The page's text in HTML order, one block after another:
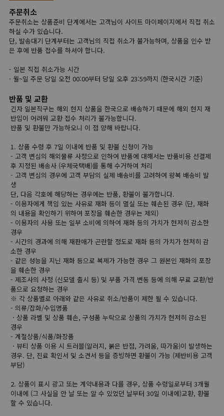
주문취소
주문취소는 상품준비 단계에서는 고객님이 사이트 마이페이지에서 직접 취소
하실 수가 있습니다.
단, 발송대기 단계부터는 고객님의 직접 취소가 불가능하며, 상품을 인수 받
은 후에 반품 접수를 하셔야 합니다.
- 일본 직접 취소가능 시간
· 월~일 주문 당일 오전 00:00부터 당일 오후 23:59까지 (한국시간 기준)
반품 및 교환
긴자 일본직구는 해외 현지 상품을 한국으로 배송하기 때문에 해외 현지 재
반입이 어려워 교환 접수 처리가 불가능합니다.
반품 및 환불만 가능하오니 이 점 양해 바랍니다.
1. 상품 수령 후 7일 이내에 반품 및 환불 신청이 가능
- 고객 변심의 해외물류 사정으로 인하여 반품에 대해서는 반품비용 선결제
후 지정된 배송사 (우체국택배)를 통해 수거하여 처리
- 고객 변심의 경우에 고객 부담의 실제 배송비를 고려하여 왕복 배송비 발
생
단, 다음 각호에 해당하는 경우에는 반품, 환불이 불가합니다.
- 이용자에게 책임 있는 사유로 재화 등이 멸실 또는 훼손된 경우 (단, 재화
의 내용을 확인하기 위하여 포장을 훼손한 경우는 제외)
- 이용자의 사용 또는 일부 소비에 의하여 재화 등의 가치가 현저히 감소한
경우
- 시간의 경과에 의해 재판매가 곤란할 정도로 재화 등의 가치가 현저히 감
소한 경우
- 같은 성능을 지닌 재화 등으로 복제가 가능한 경우 그 원본인 재화의 포장
을 훼손한 경우
- 제조사의 사정 (신모델 출시 등) 및 부품 가격 변동 등에 의해 무료 교환/반
품으로 요청하는 경우
※ 각 상품별로 아래와 같은 사유로 취소/반품이 제한 될 수 있습니다.
- 의류/잡화/수입명품
ㆍ상품 라벨 및 상품 훼손, 구성품 누락으로 상품의 가치가 현저히 감소된
경우
- 계절상품/식품/화장품
ㆍ뷰티 상품 이용 시 트러블(알러지, 붉은 반점, 가려움, 따가움)이 발생하는
경우. 단, 진료 확인서 및 소견서 등을 증빙하면 환불이 가능 (제반비용 고객
부담)
2. 상품이 표시 광고 또는 계약내용과 다를 경우, 상품 수령일로부터 3개월
이내에 (그 사실을 안 날 또는 알 수 있었던 날부터 30일 이내에)교환, 환불
할 수 있습니다.